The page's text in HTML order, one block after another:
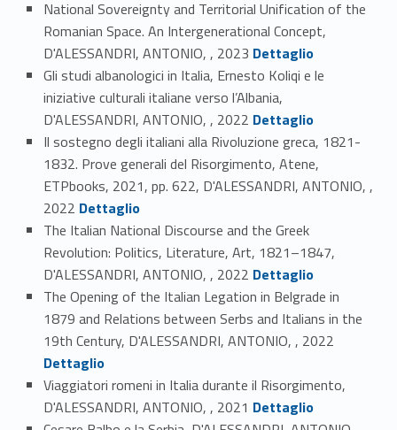
National Sovereignty and Territorial Unification of the
Romanian Space. An Intergenerational Concept,
D'ALESSANDRI, ANTONIO, , 2023 Link identifier #identifier_person_170483-7Dettaglio
Gli studi albanologici in Italia, Ernesto Koliqi e le
iniziative culturali italiane verso l’Albania,
D'ALESSANDRI, ANTONIO, , 2022 Link identifier #identifier_person_93350-8Dettaglio
Il sostegno degli italiani alla Rivoluzione greca, 1821-
1832. Prove generali del Risorgimento, Atene,
ETPbooks, 2021, pp. 622, D'ALESSANDRI, ANTONIO, ,
2022 Link identifier #identifier_person_87793-9Dettaglio
The Italian National Discourse and the Greek
Revolution: Politics, Literature, Art, 1821–1847,
D'ALESSANDRI, ANTONIO, , 2022Link identifier #identifier_person_186326-10
Dettaglio
The Opening of the Italian Legation in Belgrade in
1879 and Relations between Serbs and Italians in the
19th Century, D'ALESSANDRI, ANTONIO, , 2022
Dettaglio
Viaggiatori romeni in Italia durante il Risorgimento,
D'ALESSANDRI, ANTONIO, , 2021 Link identifier #identifier_person_156529-12
Dettaglio